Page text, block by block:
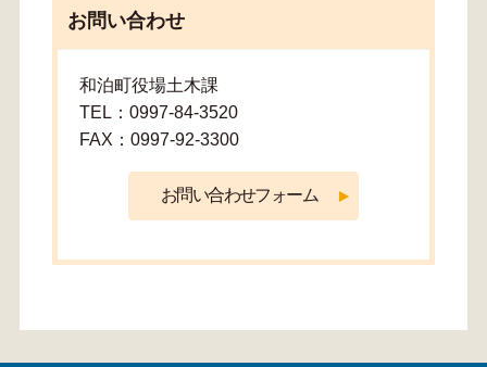
お問い合わせ
和泊町役場土木課
TEL：0997-84-3520
FAX：0997-92-3300